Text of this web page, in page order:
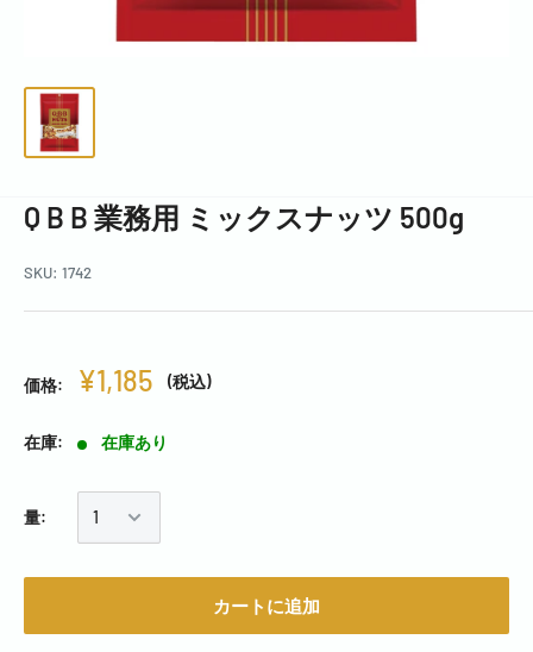
Q B B 業務用 ミックスナッツ 500g
SKU: 1742
価格: ¥1,185 (税込)
在庫: 在庫あり
量:
カートに追加